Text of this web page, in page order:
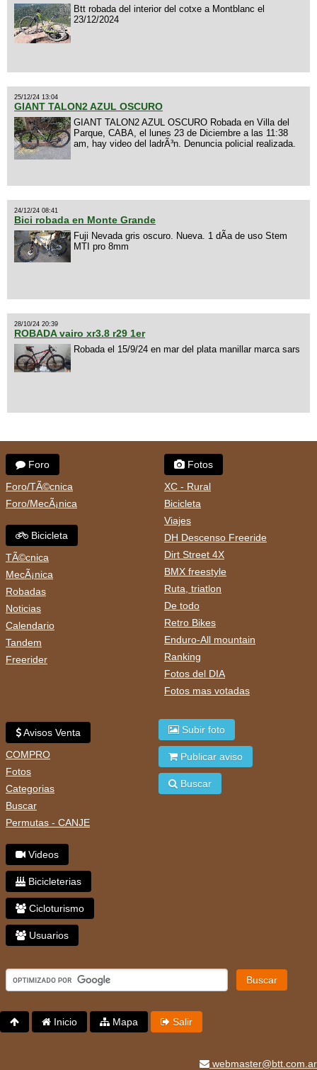
Btt robada del interior del cotxe a Montblanc el
23/12/2024
25/12/24 13:04
GIANT TALON2 AZUL OSCURO
GIANT TALON2 AZUL OSCURO Robada en Villa del
Parque, CABA, el lunes 23 de Diciembre a las 11:38
am, hay video del ladrÃ³n. Denuncia policial realizada.
24/12/24 08:41
Bici robada en Monte Grande
Fuji Nevada gris oscuro. Nueva. 1 dÃ­a de uso Stem
MTI pro 8mm
28/10/24 20:39
ROBADA vairo xr3.8 r29 1er
Robada el 15/9/24 en mar del plata manillar marca sars
Foro
Foro/TÃ©cnica
Foro/MecÃ¡nica
Bicicleta
TÃ©cnica
MecÃ¡nica
Robadas
Noticias
Calendario
Tandem
Freerider
Fotos
XC - Rural
Bicicleta
Viajes
DH Descenso Freeride
Dirt Street 4X
BMX freestyle
Ruta, triatlon
De todo
Retro Bikes
Enduro-All mountain
Ranking
Fotos del DIA
Fotos mas votadas
Avisos Venta
COMPRO
Fotos
Categorias
Buscar
Permutas - CANJE
Videos
Bicicleterias
Cicloturismo
Usuarios
Subir foto
Publicar aviso
Buscar
Buscar
Inicio Mapa Salir
webmaster@btt.com.ar